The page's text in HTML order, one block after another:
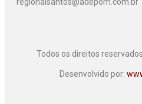
Todos os direitos
Desenvolvido por: